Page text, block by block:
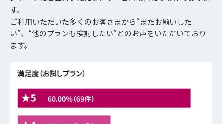
す。
ご利用いただいた多くのお客さまから“またお願いした
い”、“他のプランも検討したい”とのお声をいただいており
ます。